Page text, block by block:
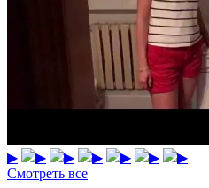
▶ ▶ ▶ ▶ ▶ ▶
▶
Смотреть все